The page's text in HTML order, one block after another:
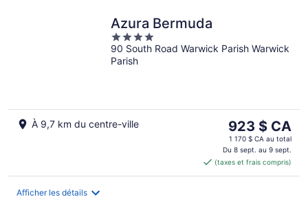
Azura Bermuda
4
out
of
90 South Road Warwick Parish Warwick
Parish
À 9,7 km du centre-ville
Le
prix
est
de 923 $ CA
par
923 $ CA
1 170 $ CA au total
Du 8 sept. au 9 sept.
(taxes et frais compris)
Afficher les détails